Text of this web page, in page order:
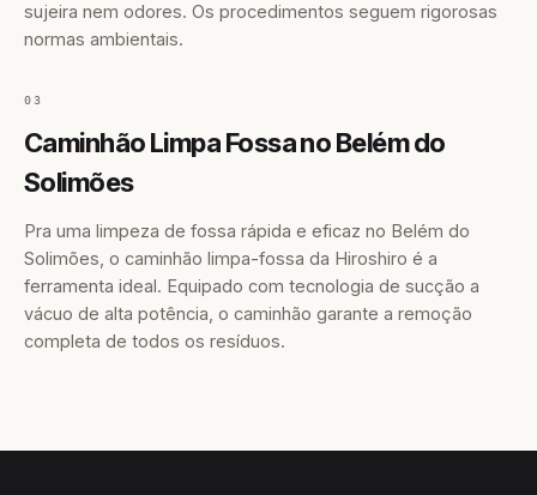
sujeira nem odores. Os procedimentos seguem rigorosas
normas ambientais.
03
Caminhão Limpa Fossa no Belém do
Solimões
Pra uma limpeza de fossa rápida e eficaz no Belém do
Solimões, o caminhão limpa-fossa da Hiroshiro é a
ferramenta ideal. Equipado com tecnologia de sucção a
vácuo de alta potência, o caminhão garante a remoção
completa de todos os resíduos.